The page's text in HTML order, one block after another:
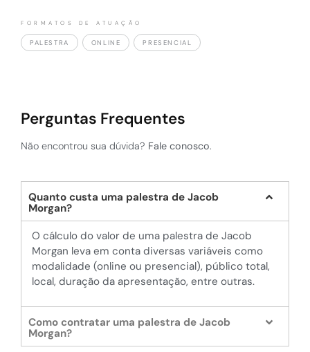
necessárias para liderar com sucesso, focando em
como os gestores podem se adaptar para inspirar
equipes em ambientes voláteis.
FORMATOS DE ATUAÇÃO
PALESTRA ONLINE PRESENCIAL
Perguntas Frequentes
Não encontrou sua dúvida? Fale conosco.
Quanto custa uma palestra de Jacob
Morgan?
O cálculo do valor de uma palestra de Jacob
Morgan leva em conta diversas variáveis como
modalidade (online ou presencial), público total,
local, duração da apresentação, entre outras.
Como contratar uma palestra de Jacob
Morgan?